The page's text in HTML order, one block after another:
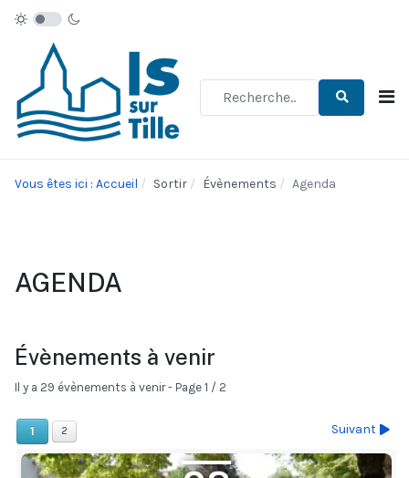
Vous êtes ici : Accueil Sortir Évènements Agenda
AGENDA
Évènements à venir
Il y a 29 évènements à venir - Page 1 / 2
1 2 Suivant